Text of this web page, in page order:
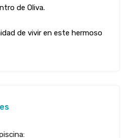
de Oliva.
de vivir en este hermoso